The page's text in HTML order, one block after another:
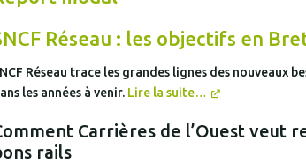
Réseau : les objectifs en
Réseau trace les grandes lignes des
les années à venir. Lire la suite…
Carrières de l’Ouest
rails